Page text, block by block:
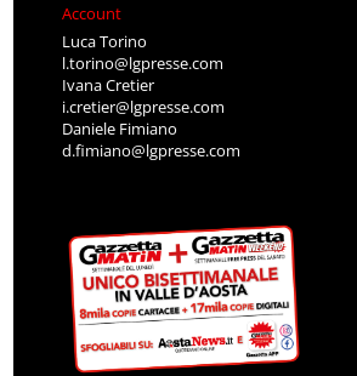
Account
Luca Torino
l.torino@lgpresse.com
Ivana Cretier
i.cretier@lgpresse.com
Daniele Fimiano
d.fimiano@lgpresse.com